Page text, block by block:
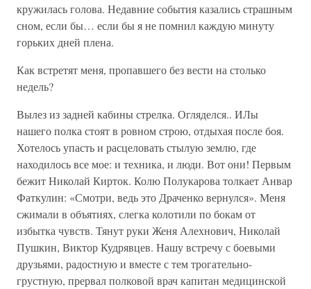
кружилась голова. Недавние события казались страшным
сном, если бы… если бы я не помнил каждую минуту
горьких дней плена.
Как встретят меня, пропавшего без вести на столько
недель?
Вылез из задней кабины стрелка. Огляделся.. ИЛы
нашего полка стоят в ровном строю, отдыхая после боя.
Хотелось упасть и расцеловать стылую землю, где
находилось все мое: и техника, и люди. Вот они! Первым
бежит Николай Кирток. Колю Полукарова толкает Анвар
Фаткулин: «Смотри, ведь это Драченко вернулся». Меня
сжимали в объятиях, слегка колотили по бокам от
избытка чувств. Тянут руки Женя Алехнович, Николай
Пушкин, Виктор Кудрявцев. Нашу встречу с боевыми
друзьями, радостную и вместе с тем трогательно-
грустную, прервал полковой врач капитан медицинской